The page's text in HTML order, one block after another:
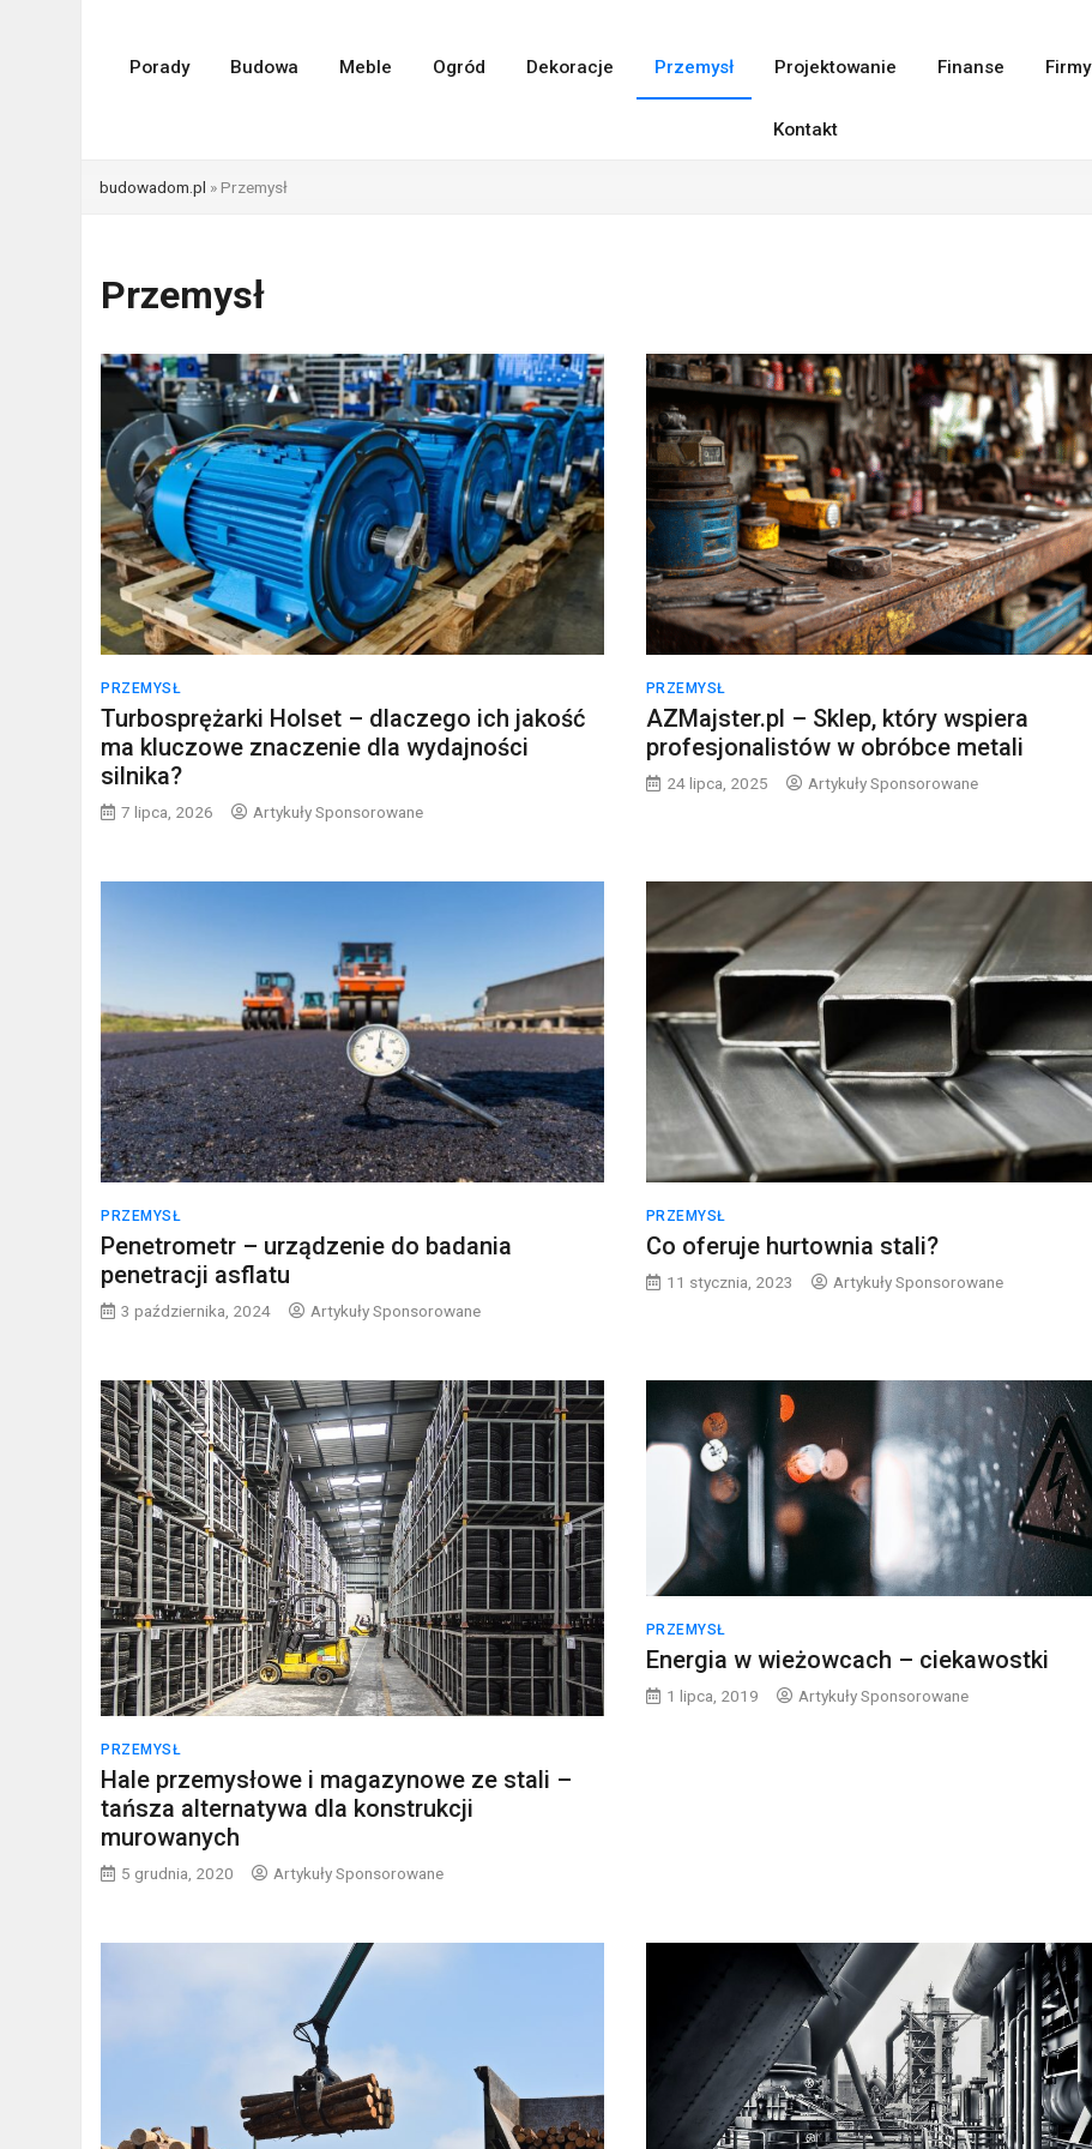
Porady Budowa Meble Ogród Dekoracje Przemysł Projektowanie Finanse Firmy
Kontakt
budowadom.pl » Przemysł
Przemysł
PRZEMYSŁ
Turbosprężarki Holset – dlaczego ich jakość
ma kluczowe znaczenie dla wydajności
silnika?
7 lipca, 2026 Artykuły Sponsorowane
PRZEMYSŁ
AZMajster.pl – Sklep, który wspiera
profesjonalistów w obróbce metali
24 lipca, 2025 Artykuły Sponsorowane
PRZEMYSŁ
Penetrometr – urządzenie do badania
penetracji asflatu
3 października, 2024 Artykuły Sponsorowane
PRZEMYSŁ
Co oferuje hurtownia stali?
11 stycznia, 2023 Artykuły Sponsorowane
PRZEMYSŁ
Hale przemysłowe i magazynowe ze stali –
tańsza alternatywa dla konstrukcji
murowanych
5 grudnia, 2020 Artykuły Sponsorowane
PRZEMYSŁ
Energia w wieżowcach – ciekawostki
1 lipca, 2019 Artykuły Sponsorowane